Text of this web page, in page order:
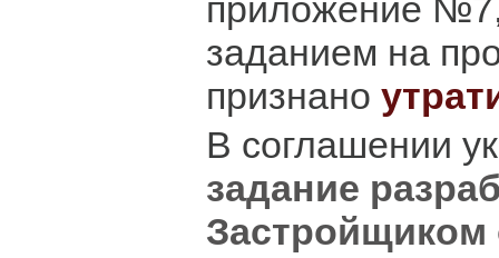
приложение
заданием на
признано
В соглашении
задание
Застройщиком